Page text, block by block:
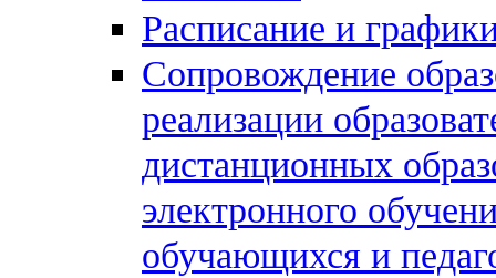
Расписание и
Сопровождение
реализации
дистанционных
электронного
обучающихся и